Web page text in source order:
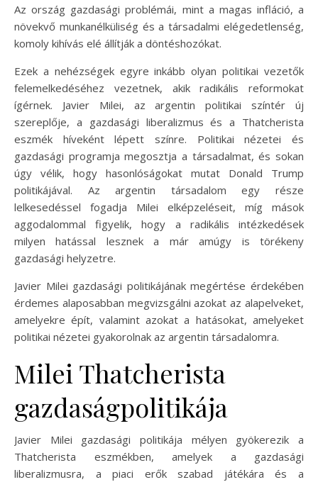
Az ország gazdasági problémái, mint a magas infláció, a
növekvő munkanélküliség és a társadalmi elégedetlenség,
komoly kihívás elé állítják a döntéshozókat.
Ezek a nehézségek egyre inkább olyan politikai vezetők
felemelkedéséhez vezetnek, akik radikális reformokat
ígérnek. Javier Milei, az argentin politikai színtér új
szereplője, a gazdasági liberalizmus és a Thatcherista
eszmék híveként lépett színre. Politikai nézetei és
gazdasági programja megosztja a társadalmat, és sokan
úgy vélik, hogy hasonlóságokat mutat Donald Trump
politikájával. Az argentin társadalom egy része
lelkesedéssel fogadja Milei elképzeléseit, míg mások
aggodalommal figyelik, hogy a radikális intézkedések
milyen hatással lesznek a már amúgy is törékeny
gazdasági helyzetre.
Javier Milei gazdasági politikájának megértése érdekében
érdemes alaposabban megvizsgálni azokat az alapelveket,
amelyekre épít, valamint azokat a hatásokat, amelyeket
politikai nézetei gyakorolnak az argentin társadalomra.
Milei Thatcherista
gazdaságpolitikája
Javier Milei gazdasági politikája mélyen gyökerezik a
Thatcherista eszmékben, amelyek a gazdasági
liberalizmusra, a piaci erők szabad játékára és a